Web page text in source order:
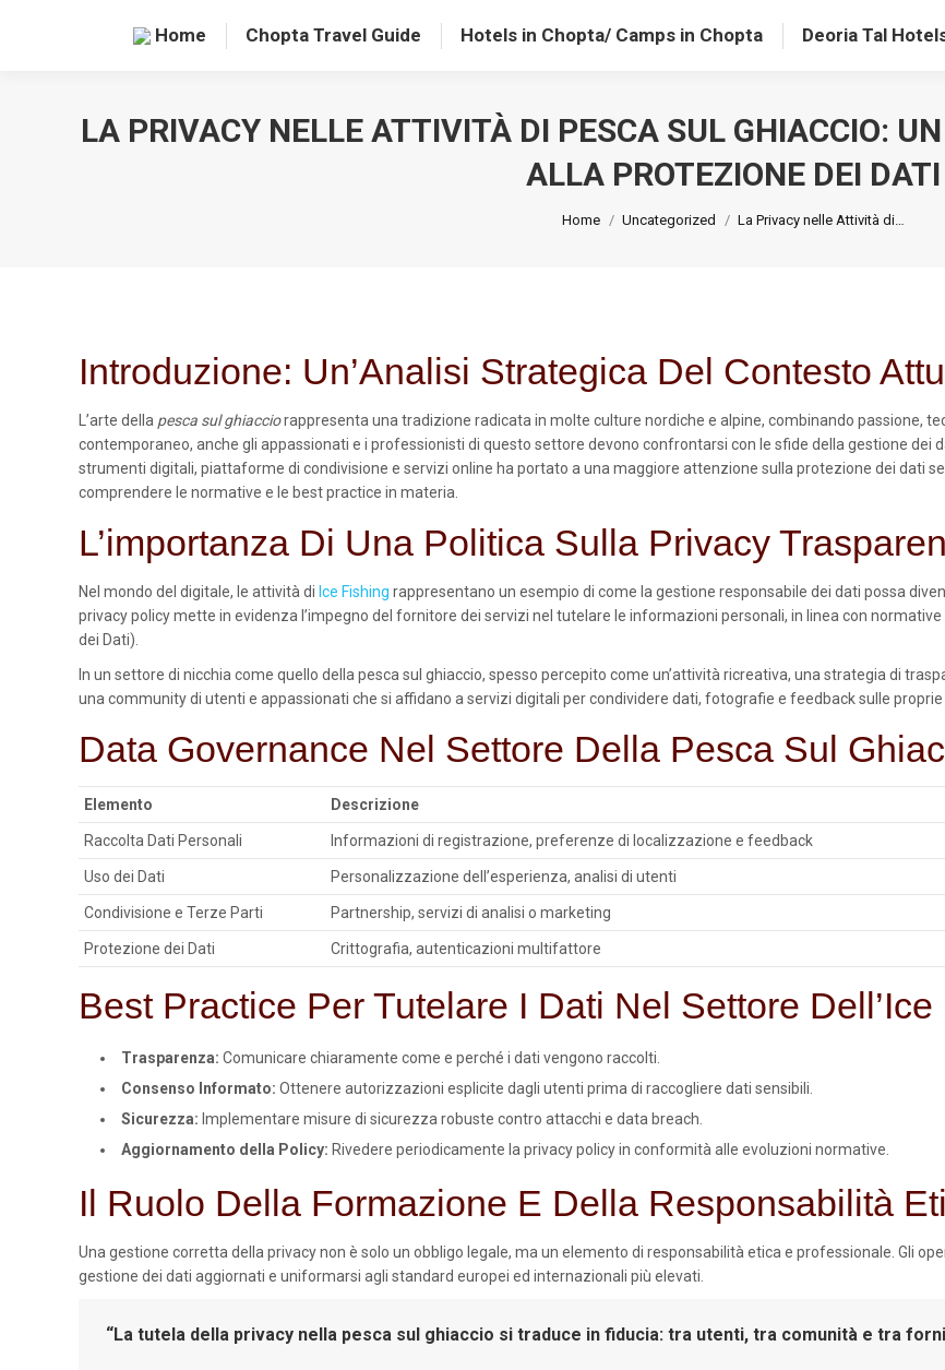
Home Chopta Travel Guide Hotels in Chopta/ Camps in Chopta Deoria Tal
LA PRIVACY NELLE ATTIVITÀ DI PESCA SUL GHIACCIO:
ALLA PROTEZIONE DEI DATI
Home Uncategorized La Privacy nelle Attività di…
Introduzione: Un’Analisi Strategica Del Contesto
L’arte della pesca sul ghiacciorappresenta una tradizione radicata in molte culture nordiche e alpine, combinando passione,
contemporaneo, anche gli appassionati e i professionisti di questo settore devono confrontarsi con le sfide della gestione dei
strumenti digitali, piattaforme di condivisione e servizi online ha portato a una maggiore attenzione sulla protezione dei dati
comprendere le normative e le best practice in materia.
L’importanza Di Una Politica Sulla Privacy
Nel mondo del digitale, le attività di Ice Fishing rappresentano un esempio di come la gestione responsabile dei dati possa
privacy policy mette in evidenza l’impegno del fornitore dei servizi nel tutelare le informazioni personali, in linea con
dei Dati).
In un settore di nicchia come quello della pesca sul ghiaccio, spesso percepito come un’attività ricreativa, una strategia di
una community di utenti e appassionati che si affidano a servizi digitali per condividere dati, fotografie e feedback sulle proprie
Data Governance Nel Settore Della Pesca Sul
Elemento Descrizione
Raccolta Dati Personali Informazioni di registrazione, preferenze di localizzazione e feedback
Uso dei Dati Personalizzazione dell’esperienza, analisi di utenti
Condivisione e Terze Parti Partnership, servizi di analisi o marketing
Protezione dei Dati Crittografia, autenticazioni multifattore
Best Practice Per Tutelare I Dati Nel Settore Dell’Ice
Trasparenza: Comunicare chiaramente come e perché i dati vengono raccolti.
Consenso Informato: Ottenere autorizzazioni esplicite dagli utenti prima di raccogliere dati sensibili.
Sicurezza: Implementare misure di sicurezza robuste contro attacchi e data breach.
Aggiornamento della Policy: Rivedere periodicamente la privacy policy in conformità alle evoluzioni normative.
Il Ruolo Della Formazione E Della Responsabilità
Una gestione corretta della privacy non è solo un obbligo legale, ma un elemento di responsabilità etica e professionale. Gli
gestione dei dati aggiornati e uniformarsi agli standard europei ed internazionali più elevati.
“La tutela della privacy nella pesca sul ghiaccio si traduce in fiducia: tra utenti, tra comunità e tra